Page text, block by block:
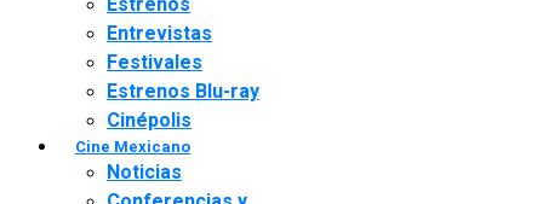
Entrevistas
Festivales
Estrenos Blu-ray
Cinépolis
Cine Mexicano
Noticias